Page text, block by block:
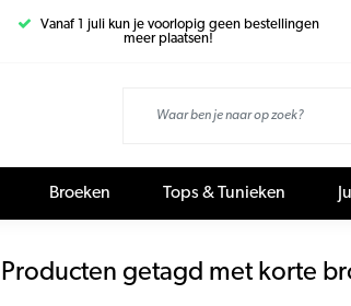
Vanaf 1 juli kun je voorlopig geen bestellingen
meer plaatsen!
Broeken Tops & Tunieken
Producten getagd met korte